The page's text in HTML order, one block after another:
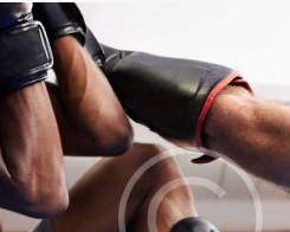
KONTAKT